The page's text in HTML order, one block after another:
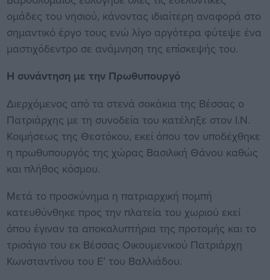
ομάδες του νησιού, κάνοντας ιδιαίτερη αναφορά στο
σημαντικό έργο τους ενώ λίγο αργότερα φύτεψε ένα
μαστιχόδεντρο σε ανάμνηση της επίσκεψής του.
Η συνάντηση με την Πρωθυπουργό
Διερχόμενος από τα στενά σοκάκια της Βέσσας ο
Πατριάρχης με τη συνοδεία του κατέληξε στον Ι.Ν.
Κοιμήσεως της Θεοτόκου, εκεί όπου τον υποδέχθηκε
η πρωθυπουργός της χώρας Βασιλική Θάνου καθώς
και πλήθος κόσμου.
Μετά το προσκύνημα η πατριαρχική πομπή
κατευθύνθηκε προς την πλατεία του χωριού εκεί
όπου έγιναν τα αποκαλυπτήρια της προτομής και το
τρισάγιο του εκ Βέσσας Οικουμενικού Πατριάρχη
Κωνσταντίνου του Ε’ του Βαλλιάδου.